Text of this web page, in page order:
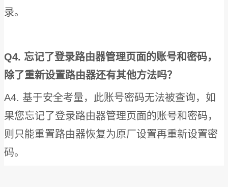
录。
Q4. 忘记了登录路由器管理页面的账号和密码，
除了重新设置路由器还有其他方法吗？
A4. 基于安全考量，此账号密码无法被查询，如
果您忘记了登录路由器管理页面的账号和密码，
则只能重置路由器恢复为原厂设置再重新设置密
码。